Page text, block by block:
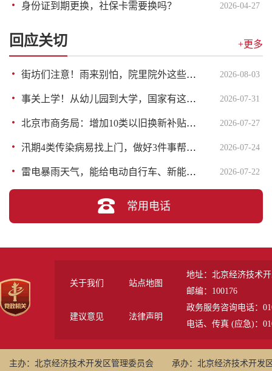
身份证到期更换，社保卡需要换吗？ 2026-04-27
回应关切 +更多
街坊们注意！雨来别怕，院里院外这些避险“门道”，给您捋顺了 2026-08-03
事关上学！从幼儿园到大学，国家有这些资助 2026-07-31
北京市商务局：增加10类以旧换新补贴产品！详情—— 2026-07-27
汛期4类传染病易找上门，做好3件事帮您挡住 2026-07-24
雷电暴雨天气，能给电动自行车、新能源车充电吗？ 2026-07-22
常用电话
关于我们 站点地图
建议意见 法律声明
地址：北京经济技术
邮编：100176
政务服务咨询电话：
电话、传真 (应急)：
主办：北京经济技术开发区管理委员会 承办：北京经济技术开发